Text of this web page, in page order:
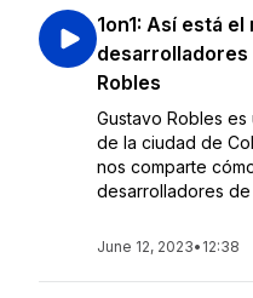
1on1: Así está
Robles
Gustavo Robles
de la ciudad de
nos comparte
desarrolladores
June 12, 2023• 12:38